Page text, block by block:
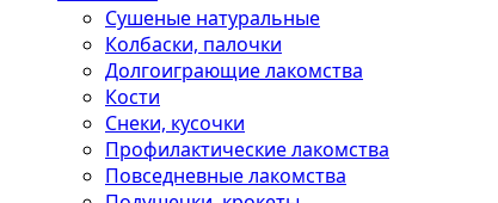
Сушеные натуральные
Колбаски, палочки
Долгоиграющие лакомства
Кости
Снеки, кусочки
Профилактические лакомства
Повседневные лакомства